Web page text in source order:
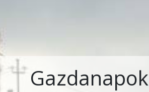
Gazdanapok